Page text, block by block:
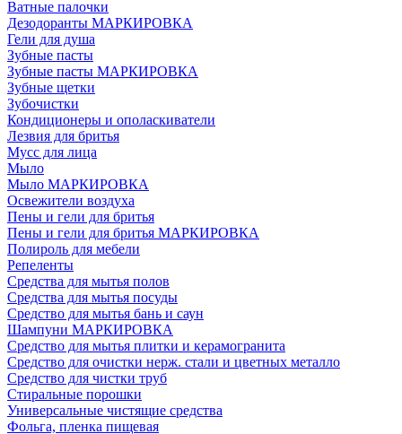
Ватные палочки
Дезодоранты МАРКИРОВКА
Гели для душа
Зубные пасты
Зубные пасты МАРКИРОВКА
Зубные щетки
Зубочистки
Кондиционеры и ополаскиватели
Лезвия для бритья
Мусс для лица
Мыло
Мыло МАРКИРОВКА
Освежители воздуха
Пены и гели для бритья
Пены и гели для бритья МАРКИРОВКА
Полироль для мебели
Репеленты
Средства для мытья полов
Средства для мытья посуды
Средство для мытья бань и саун
Шампуни МАРКИРОВКА
Средство для мытья плитки и керамогранита
Средство для очистки нерж. стали и цветных металло
Средство для чистки труб
Стиральные порошки
Универсальные чистящие средства
Фольга, пленка пищевая